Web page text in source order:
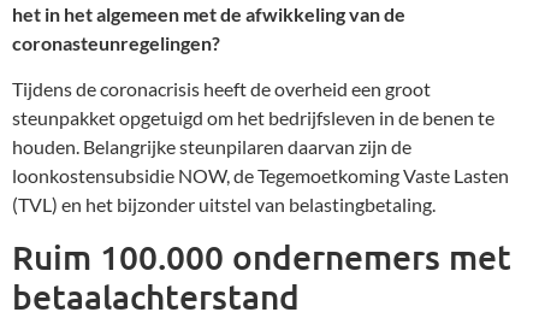
het in het algemeen met de afwikkeling van de
coronasteunregelingen?
Tijdens de coronacrisis heeft de overheid een groot
steunpakket opgetuigd om het bedrijfsleven in de benen te
houden. Belangrijke steunpilaren daarvan zijn de
loonkostensubsidie NOW, de Tegemoetkoming Vaste Lasten
(TVL) en het bijzonder uitstel van belastingbetaling.
Ruim 100.000 ondernemers met
betaalachterstand